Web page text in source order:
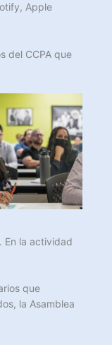
Apple
del CCPA que
En la actividad
que
la Asamblea